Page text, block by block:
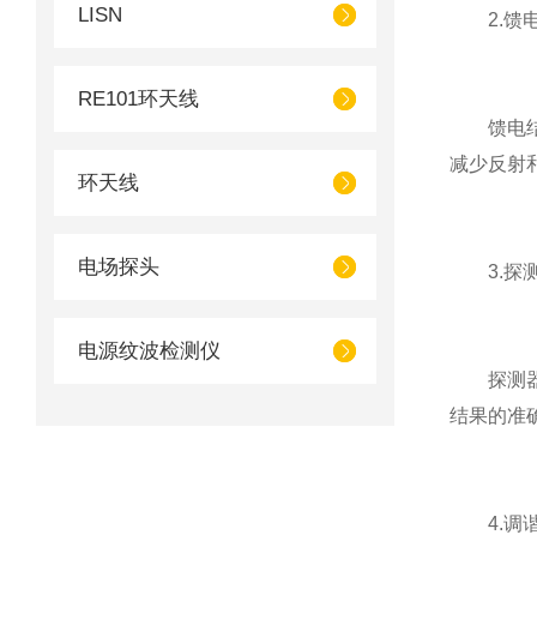
LISN
RE101环天线
环天线
电场探头
电源纹波检测仪
2.馈电
馈电结
减少反射
3.探
探测器
结果的准
4.调谐